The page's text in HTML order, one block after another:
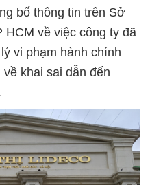
bố thông tin trên Sở
HCM về việc công ty đã
vi phạm hành chính
về khai sai dẫn đến